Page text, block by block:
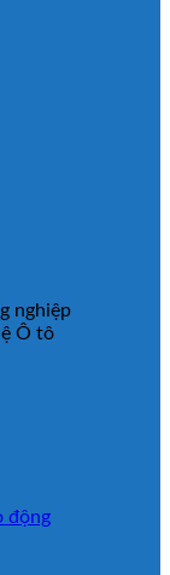
nghiệp
Ô tô
động